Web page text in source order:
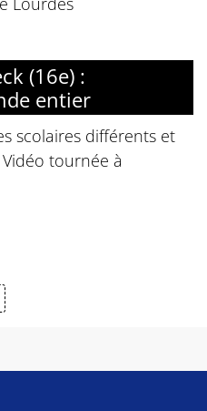
(16e) :
entier
scolaires différents et
tournée à